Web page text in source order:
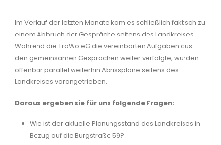
Im Verlauf der letzten Monate kam es schließlich faktisch zu
einem Abbruch der Gespräche seitens des Landkreises.
Während die TraWo eG die vereinbarten Aufgaben aus
den gemeinsamen Gesprächen weiter verfolgte, wurden
offenbar parallel weiterhin Abrisspläne seitens des
Landkreises vorangetrieben.
Daraus ergeben sie für uns folgende Fragen:
Wie ist der aktuelle Planungsstand des Landkreises in
Bezug auf die Burgstraße 59?